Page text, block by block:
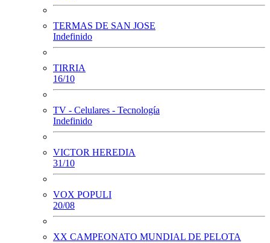
TERMAS DE SAN JOSE
Indefinido
TIRRIA
16/10
TV - Celulares - Tecnología
Indefinido
VICTOR HEREDIA
31/10
VOX POPULI
20/08
XX CAMPEONATO MUNDIAL DE PELOTA